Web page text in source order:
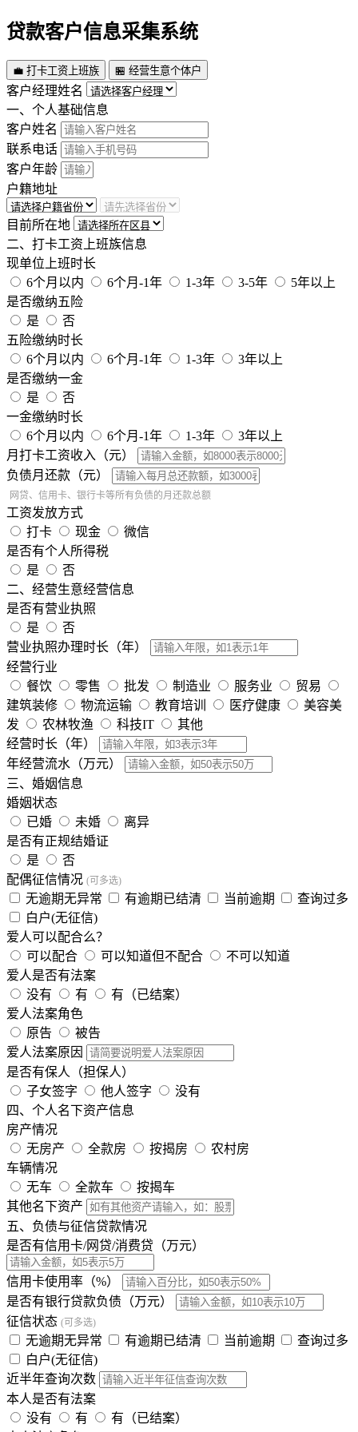
贷款客户信息采集系统
💼 打卡工资上班族 🏪 经营生意个体户
客户经理姓名
一、个人基础信息
客户姓名
联系电话
客户年龄
户籍地址
目前所在地
二、打卡工资上班族信息
现单位上班时长
6个月以内
6个月-1年 1-3年 3-5年
5年以上
是否缴纳五险
是
否
五险缴纳时长
6个月以内
6个月-1年 1-3年
3年以上
是否缴纳一金
是
否
一金缴纳时长
6个月以内
6个月-1年 1-3年
3年以上
月打卡工资收入（元）
负债月还款（元）
网贷、信用卡、银行卡等所有负债的月还款总额
工资发放方式
打卡
现金
微信
是否有个人所得税
是
否
二、经营生意经营信息
是否有营业执照
是
否
营业执照办理时长（年）
经营行业
餐饮
零售 批发 制造业 服务业
贸易
建筑装修
物流运输 教育培训 医疗健康
美容美
发
农林牧渔 科技IT
其他
经营时长（年）
年经营流水（万元）
三、婚姻信息
婚姻状态
已婚
未婚
离异
是否有正规结婚证
是
否
配偶征信情况 (可多选)
无逾期无异常 有逾期已结清 当前逾期
查询过多
白户(无征信)
爱人可以配合么？
可以配合
可以知道但不配合
不可以知道
爱人是否有法案
没有
有
有（已结案）
爱人法案角色
原告
被告
爱人法案原因
是否有保人（担保人）
子女签字
他人签字
没有
四、个人名下资产信息
房产情况
无房产
全款房 按揭房
农村房
车辆情况
无车
全款车
按揭车
其他名下资产
五、负债与征信贷款情况
是否有信用卡/网贷/消费贷（万元）
信用卡使用率（%）
是否有银行贷款负债（万元）
征信状态 (可多选)
无逾期无异常 有逾期已结清 当前逾期
查询过多
白户(无征信)
近半年查询次数
本人是否有法案
没有
有
有（已结案）